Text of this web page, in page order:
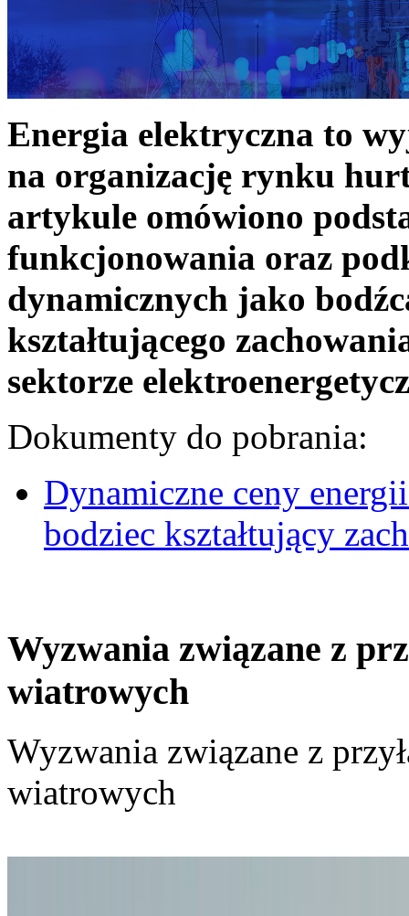
Energia elektryczna to
na organizację rynku
artykule omówiono
funkcjonowania oraz
dynamicznych jako
kształtującego
sektorze
Dokumenty do pobrania:
Dynamiczne ceny
bodziec kształtujący
Wyzwania związane z
wiatrowych
Wyzwania związane z
wiatrowych